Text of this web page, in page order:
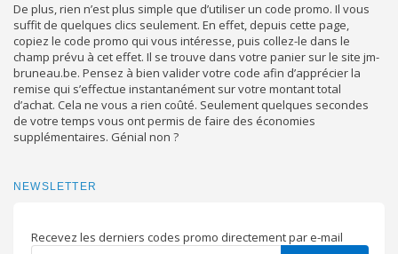
De plus, rien n’est plus simple que d’utiliser un code promo. Il vous
suffit de quelques clics seulement. En effet, depuis cette page,
copiez le code promo qui vous intéresse, puis collez-le dans le
champ prévu à cet effet. Il se trouve dans votre panier sur le site jm-
bruneau.be. Pensez à bien valider votre code afin d’apprécier la
remise qui s’effectue instantanément sur votre montant total
d’achat. Cela ne vous a rien coûté. Seulement quelques secondes
de votre temps vous ont permis de faire des économies
supplémentaires. Génial non ?
NEWSLETTER
Recevez les derniers codes promo directement par e-mail